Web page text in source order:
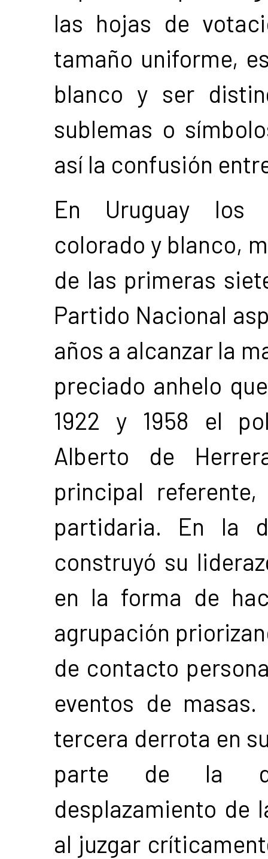
las hojas de
tamaño uniforme,
blanco y ser
sublemas o
así la confusión
En Uruguay los
colorado y blanco,
de las primeras
Partido Nacional
años a alcanzar la
preciado anhelo
1922 y 1958 el
Alberto de
principal
partidaria. En la
construyó su
en la forma de
agrupación
de contacto
eventos de
tercera derrota en
parte de la
desplazamiento de
al juzgar